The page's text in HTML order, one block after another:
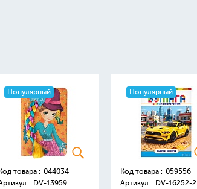
Популярный
Код товара : 044034
: DV-13959
Популярный
Код товара : 059556
Артикул : DV-16252-2